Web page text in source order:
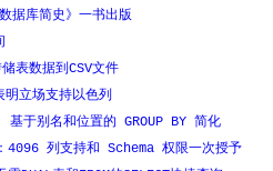
据库简史》一书出版
表数据到CSV文件
立场支持以色列
别名和位置的 GROUP BY 简化
列支持和 Schema 权限一次授予